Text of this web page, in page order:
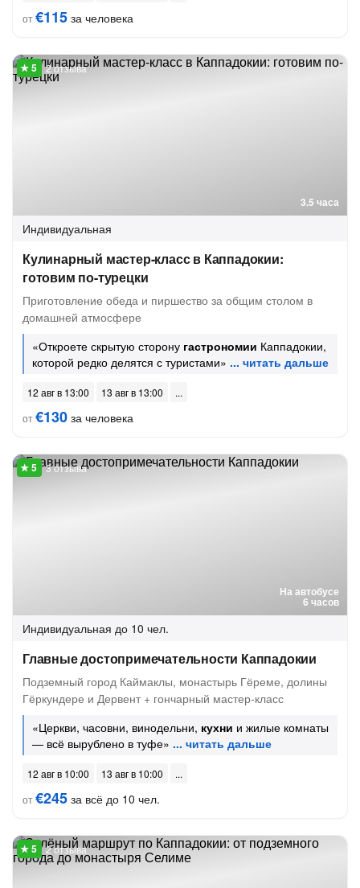
от€115 за человека
3.5 часа
2 отзыва
Индивидуальная
Кулинарный мастер-класс в Каппадокии:
готовим по-турецки
Приготовление обеда и пиршество за общим столом в
домашней атмосфере
«Откроете скрытую сторону гастрономии Каппадокии,
которой редко делятся с туристами»
12 авг в 13:00
13 авг в 13:00
от€130 за человека
На автобусе
6 часов
3 отзыва
Индивидуальная до 10 чел.
Главные достопримечательности Каппадокии
Подземный город Каймаклы, монастырь Гёреме, долины
Гёркундере и Дервент + гончарный мастер-класс
«Церкви, часовни, винодельни, кухни и жилые комнаты
— всё вырублено в туфе»
12 авг в 10:00
13 авг в 10:00
от€245 за всё до 10 чел.
2 отзыва